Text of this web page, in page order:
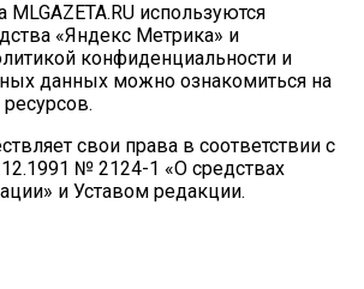
MLGAZETA.RU используются
«Яндекс Метрика» и
конфиденциальности и
данных можно ознакомиться на
свои права в соответствии с
№ 2124-1 «О средствах
и Уставом редакции.